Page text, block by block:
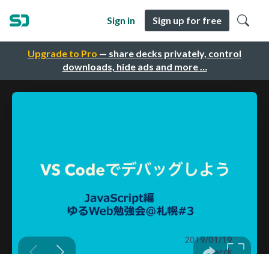
Upgrade to Pro — share decks privately, control
downloads, hide ads and more …
Sign in Sign up for free